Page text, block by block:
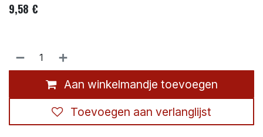
9,58 €
Aan winkelmandje toevoegen
Toevoegen aan verlanglijst